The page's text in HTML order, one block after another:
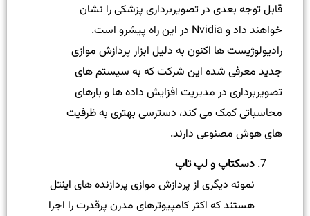
قابل توجه بعدی در تصویربرداری پزشکی را نشان
خواهند داد و Nvidia در این راه پیشرو است.
رادیولوژیست ها اکنون به دلیل ابزار پردازش موازی
جدید معرفی شده این شرکت که به سیستم های
تصویربرداری در مدیریت افزایش داده ها و بارهای
محاسباتی کمک می کند، دسترسی بهتری به ظرفیت
های هوش مصنوعی دارند.
دسکتاپ و لپ تاپ
نمونه دیگری از پردازش موازی پردازنده های اینتل
هستند که اکثر کامپیوترهای مدرن پرقدرت را اجرا